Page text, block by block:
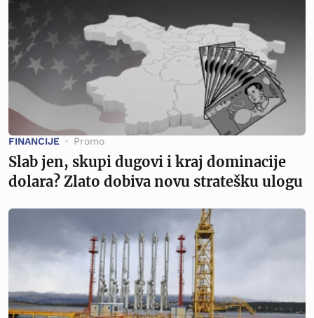
FINANCIJE Promo
Slab jen, skupi dugovi i kraj dominacije
dolara? Zlato dobiva novu stratešku ulogu